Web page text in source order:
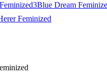
3Blue Dream
Feminized